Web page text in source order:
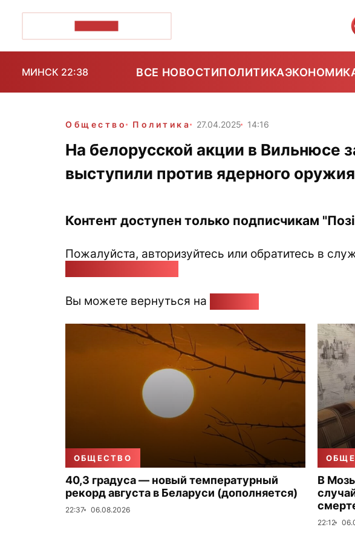
МИНСК 22:38 ВСЕ НОВОСТИПОЛИТИКА
Общество Политика 27.04.2025 14:16
На белорусской акции в Вильнюсе
выступили против ядерного
Контент доступен только подписчикам
Пожалуйста, авторизуйтесь или обратитесь в
Вы можете вернуться на
ОБЩЕСТВО
40,3 градуса — новый температурный
рекорд августа в Беларуси (дополняется)
22:37 06.08.2026
В
22:12